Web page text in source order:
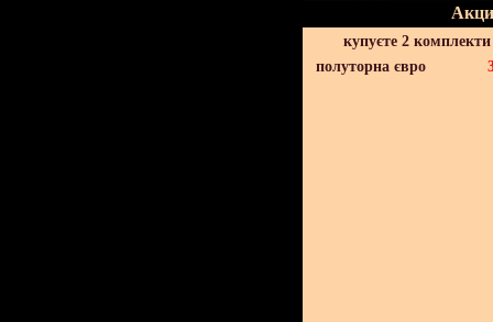
купуєте 2
полуторна євро